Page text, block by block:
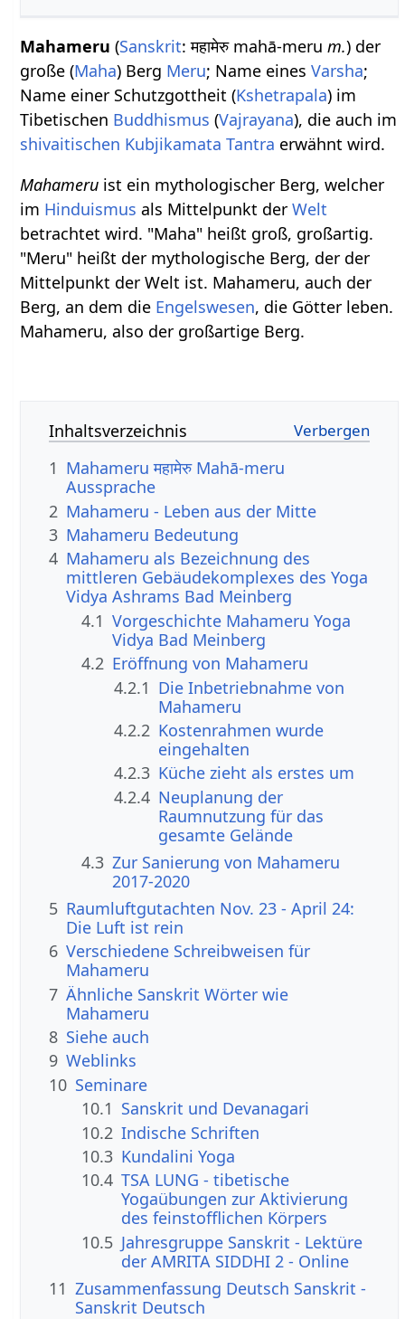
Mahameru (Sanskrit: महामेरु mahā-merum.) der
große (Maha) Berg Meru; Name einesVarsha;
Name einer Schutzgottheit (Kshetrapala) im
Tibetischen Buddhismus (Vajrayana), die auch im
shivaitischen Kubjikamata Tantra erwähnt wird.
Mahameru ist ein mythologischer Berg, welcher
im Hinduismus als Mittelpunkt derWelt
betrachtet wird. "Maha" heißt groß, großartig.
"Meru" heißt der mythologische Berg, der der
Mittelpunkt der Welt ist. Mahameru, auch der
Berg, an dem die Engelswesen, die Götter leben.
Mahameru, also der großartige Berg.
Inhaltsverzeichnis
1 Mahameru महामेरु Mahā-meru
Aussprache
2 Mahameru - Leben aus der Mitte
3 Mahameru Bedeutung
4 Mahameru als Bezeichnung des
mittleren Gebäudekomplexes des Yoga
Vidya Ashrams Bad Meinberg
4.1 Vorgeschichte Mahameru Yoga
Vidya Bad Meinberg
4.2 Eröffnung von Mahameru
4.2.1 Die Inbetriebnahme von
Mahameru
4.2.2 Kostenrahmen wurde
eingehalten
4.2.3 Küche zieht als erstes um
4.2.4 Neuplanung der
Raumnutzung für das
gesamte Gelände
4.3 Zur Sanierung von Mahameru
2017-2020
5 Raumluftgutachten Nov. 23 - April 24:
Die Luft ist rein
6 Verschiedene Schreibweisen für
Mahameru
7 Ähnliche Sanskrit Wörter wie
Mahameru
8 Siehe auch
9 Weblinks
10 Seminare
10.1 Sanskrit und Devanagari
10.2 Indische Schriften
10.3 Kundalini Yoga
10.4 TSA LUNG - tibetische
Yogaübungen zur Aktivierung
des feinstofflichen Körpers
10.5 Jahresgruppe Sanskrit - Lektüre
der AMRITA SIDDHI 2 - Online
11 Zusammenfassung Deutsch Sanskrit -
Sanskrit Deutsch